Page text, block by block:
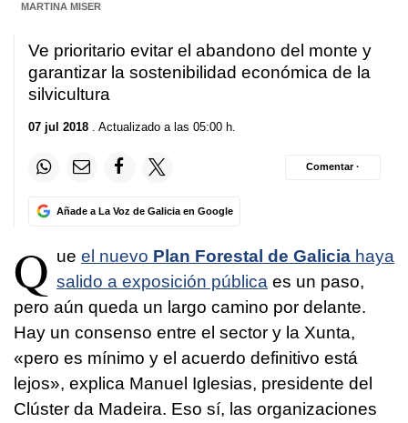
MARTINA MISER
Ve prioritario evitar el abandono del monte y
garantizar la sostenibilidad económica de la
silvicultura
07 jul 2018 . Actualizado a las 05:00 h.
Añade a La Voz de Galicia en Google
Comentar ·
Q ue el nuevo Plan Forestal de Galicia haya
salido a exposición pública es un paso,
pero aún queda un largo camino por delante.
Hay un consenso entre el sector y la Xunta,
«pero es mínimo y el acuerdo definitivo está
lejos», explica Manuel Iglesias, presidente del
Clúster da Madeira. Eso sí, las organizaciones